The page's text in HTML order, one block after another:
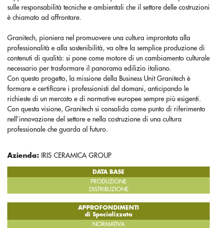
sulle responsabilità tecniche e ambientali che il settore delle costruzioni
è chiamato ad affrontare.
Granitech, pioniera nel promuovere una cultura improntata alla
professionalità e alla sostenibilità, va oltre la semplice produzione di
contenuti di qualità: si pone come motore di un cambiamento culturale
necessario per trasformare il panorama edilizio italiano.
Con questo progetto, la missione della Business Unit Granitech è
formare e certificare i professionisti del domani, anticipando le
richieste di un mercato e di normative europee sempre più esigenti.
Con questa visione, Granitech si consolida come punto di riferimento
nell’innovazione del settore e nella costruzione di una cultura
professionale che guarda al futuro.
Azienda: IRIS CERAMICA GROUP
DATA BASE
PRODUZIONE
DISTRIBUZIONE
APPROFONDIMENTI
di Specializzata
NORMATIVA